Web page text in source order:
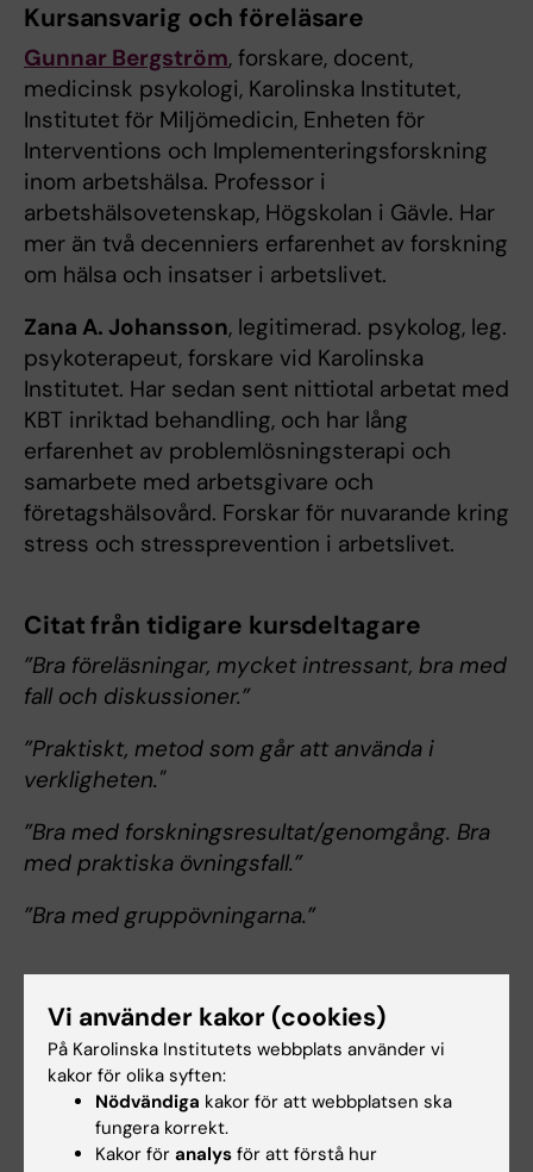
Kursansvarig och föreläsare
Gunnar Bergström, forskare, docent,
medicinsk psykologi, Karolinska Institutet,
Institutet för Miljömedicin, Enheten för
Interventions och Implementeringsforskning
inom arbetshälsa. Professor i
arbetshälsovetenskap, Högskolan i Gävle. Har
mer än två decenniers erfarenhet av forskning
om hälsa och insatser i arbetslivet.
Zana A. Johansson, legitimerad. psykolog, leg.
psykoterapeut, forskare vid Karolinska
Institutet. Har sedan sent nittiotal arbetat med
KBT inriktad behandling, och har lång
erfarenhet av problemlösningsterapi och
samarbete med arbetsgivare och
företagshälsovård. Forskar för nuvarande kring
stress och stressprevention i arbetslivet.
Citat från tidigare kursdeltagare
”Bra föreläsningar, mycket intressant, bra med
fall och diskussioner.”
”Praktiskt, metod som går att använda i
verkligheten."
”Bra med forskningsresultat/genomgång. Bra
med praktiska övningsfall.”
”Bra med gruppövningarna.”
Institutet för miljömedicin, Enheten för
Interventions och Implementeringsforskning,
Karolinska Institutet.
Vi använder kakor (cookies)
På Karolinska Institutets webbplats använder vi
kakor för olika syften:
Nödvändiga kakor för att webbplatsen ska
fungera korrekt.
Kakor för analys för att förstå hur